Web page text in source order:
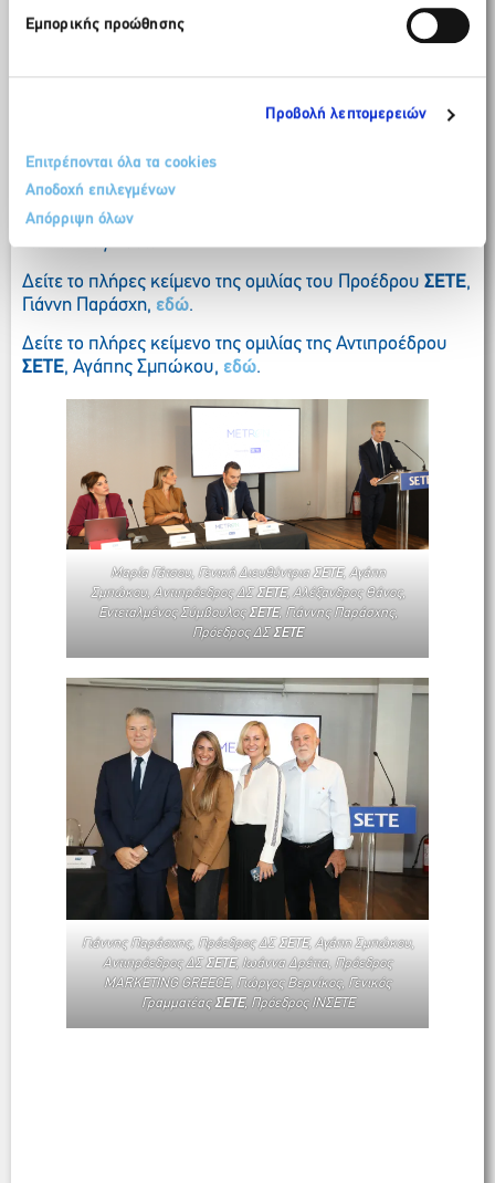
Εμπορικής προώθησης
Προβολή λεπτομερειών
Επιτρέπονται όλα τα cookies
Αποδοχή επιλεγμένων
Απόρριψη όλων
συνολικά, συγκροτημένα και συντονισμένα, αλλά και σε
κάθε επιχείρηση ξεχωριστά, να σχεδιάσει τη διαδρομή
Εντεταλμένος Σύμβουλος του ΣΕΤΕ , Αλέξανδρος
, σχετικά με την ψηφιακή πλατφόρμα επισήμανε:
«Δεν είναι ένα στατικό σύστημα καταγραφής, αλλά ένα
δυναμικό σχήμα που αξιολογεί, στοχοθετεί, επαληθεύει,
επιμορφώνει και συνεχώς εξελίσσεται, σύμφωνα με τη
δυναμική που θέτουν οι όροι της βιώσιμης λειτουργίας
των επιχειρήσεων».
Δείτε το πλήρες κείμενο της ομιλίας του Προέδρου ΣΕΤΕ,
Γιάννη Παράσχη, εδώ.
Δείτε το πλήρες κείμενο της ομιλίας της Αντιπροέδρου
ΣΕΤΕ, Αγάπης Σμπώκου, εδώ.
Μαρία Γάτσου, Γενική ΔιευθύντριαΣΕΤΕ, Αγάπη
Σμπώκου, Αντιπρόεδρος ΔΣΣΕΤΕ, Αλέξανδρος Θάνος,
Εντεταλμένος ΣύμβουλοςΣΕΤΕ, Γιάννης Παράσχης,
Πρόεδρος ΔΣ ΣΕΤΕ
Γιάννης Παράσχης, Πρόεδρος ΔΣΣΕΤΕ, Αγάπη Σμπώκου,
Αντιπρόεδρος ΔΣΣΕΤΕ, Ιωάννα Δρέττα, Πρόεδρος
MARKETING GREECE, Γιώργος Βερνίκος, Γενικός
ΓραμματέαςΣΕΤΕ, Πρόεδρος ΙΝΣΕΤΕ